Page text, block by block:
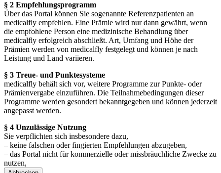
§ 2 Empfehlungsprogramm
Über das Portal können Sie sogenannte Referenzpatienten an
medicalfly empfehlen. Eine Prämie wird nur dann gewährt, wenn
die empfohlene Person eine medizinische Behandlung über
medicalfly erfolgreich abschließt. Art, Umfang und Höhe der
Prämien werden von medicalfly festgelegt und können je nach
Leistung und Land variieren.
§ 3 Treue- und Punktesysteme
medicalfly behält sich vor, weitere Programme zur Punkte- oder
Prämienvergabe einzuführen. Die Teilnahmebedingungen dieser
Programme werden gesondert bekanntgegeben und können jederzeit
angepasst werden.
§ 4 Unzulässige Nutzung
Sie verpflichten sich insbesondere dazu,
– keine falschen oder fingierten Empfehlungen abzugeben,
– das Portal nicht für kommerzielle oder missbräuchliche Zwecke zu
nutzen,